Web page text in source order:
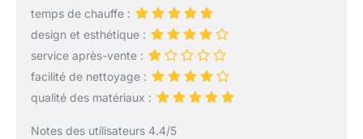
temps de chauffe :
design et esthétique :
service après-vente :
facilité de nettoyage :
qualité des matériaux :
Notes des utilisateurs 4.4/5